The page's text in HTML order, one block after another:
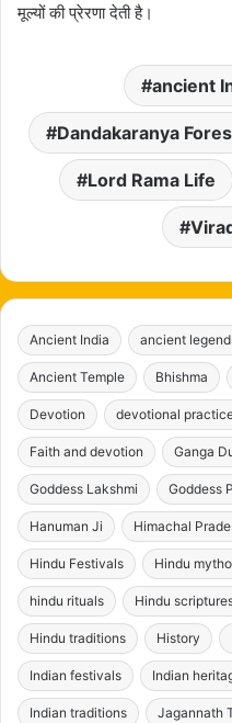
मूल्यों की प्रेरणा देती है।
ancient
Dandakaranya
Lord Rama Life
Ancient India ancient
Ancient Temple Bhishma
Devotion devotional
Faith and devotion Ganga
Goddess Lakshmi Goddess
Hanuman Ji Himachal
Hindu Festivals Hindu
hindu rituals Hindu
Hindu traditions History
Indian festivals Indian
Indian traditions Jagannath